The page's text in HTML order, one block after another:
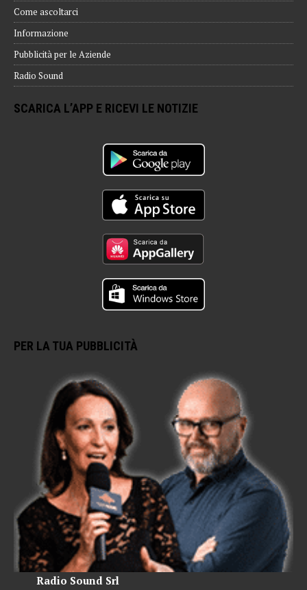
Come ascoltarci
Informazione
Pubblicità per le Aziende
Radio Sound
SCARICA L’APP E RICEVI LE NOTIZIE
PER LA TUA PUBBLICITÀ
Radio Sound Srl